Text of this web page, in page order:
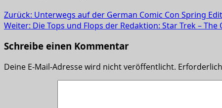
Zurück: Unterwegs auf der German Comic Con Spring
Weiter: Die Tops und Flops der Redaktion: Star Trek – The
Schreibe einen Kommentar
Deine E-Mail-Adresse wird nicht veröffentlicht.